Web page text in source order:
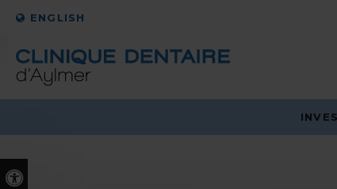
Version accessible
ENGLISH